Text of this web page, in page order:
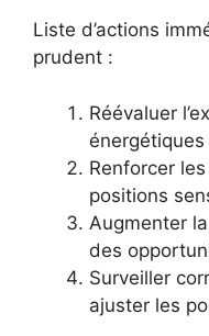
Liste d’actions
prudent :
Réévaluer
Renforcer
positions
Augmenter
des
Surveiller
ajuster les